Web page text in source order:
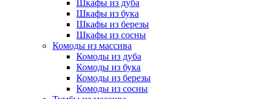
Шкафы из дуба
Шкафы из бука
Шкафы из березы
Шкафы из сосны
Комоды из массива
Комоды из дуба
Комоды из бука
Комоды из березы
Комоды из сосны